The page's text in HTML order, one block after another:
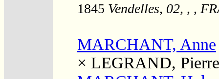
1845 Vendelles, 02, , ,
MARCHANT, Anne
× LEGRAND, Pierre